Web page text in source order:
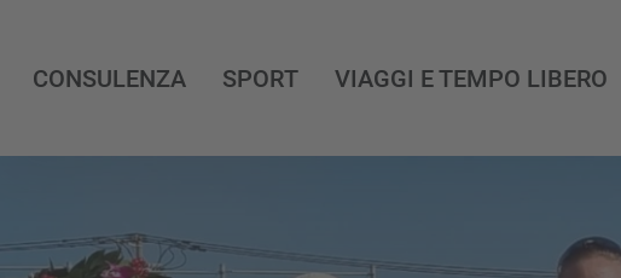
CONSULENZA SPORT VIAGGI E TEMPO LIBERO